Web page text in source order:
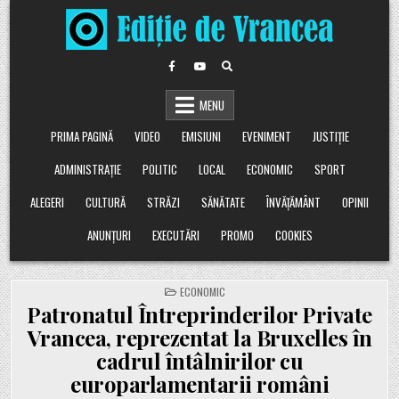
Skip
to
content
MENU
PRIMA PAGINĂ
VIDEO EMISIUNI EVENIMENT
JUSTIȚIE
ADMINISTRAȚIE
POLITIC LOCAL ECONOMIC
SPORT
ALEGERI
CULTURĂ STRĂZI SĂNĂTATE ÎNVĂȚĂMÂNT
OPINII
ANUNȚURI
EXECUTĂRI PROMO COOKIES
POSTED
IN
ECONOMIC
Patronatul Întreprinderilor Private
Vrancea, reprezentat la Bruxelles în
cadrul întâlnirilor cu
europarlamentarii români